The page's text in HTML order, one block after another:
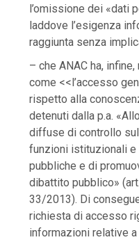
l’omissione dei «dati
laddove l’esigenza
raggiunta senza
– che ANAC ha,
come <<l’accesso
rispetto alla
detenuti dalla p.a.
diffuse di controllo
funzioni istituzionali
pubbliche e di
dibattito pubblico»
33/2013). Di
richiesta di accesso
informazioni relative